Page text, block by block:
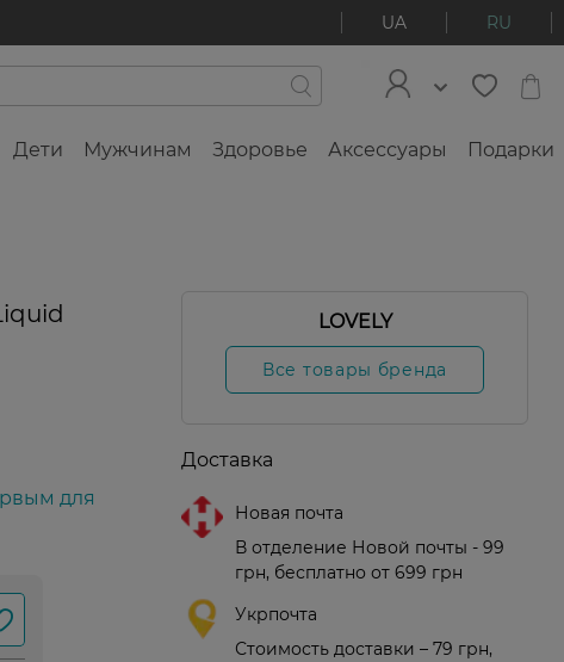
UA RU
Дети Мужчинам Здоровье Аксессуары Подарки
для
LOVELY
Все товары бренда
Доставка
Новая почта
В отделение Новой почты - 99
грн, бесплатно от 699 грн
Укрпочта
Стоимость доставки – 79 грн,